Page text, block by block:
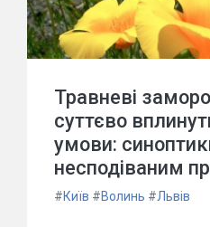
Травневі
суттєво
умови:
несподіваним
#Київ #Волинь #Львів